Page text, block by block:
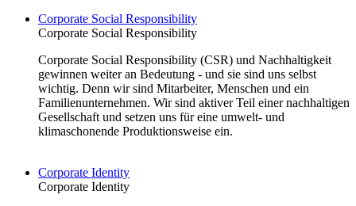
Corporate Social Responsibility
Corporate Social Responsibility
Corporate Social Responsibility (CSR) und Nachhaltigkeit
gewinnen weiter an Bedeutung - und sie sind uns selbst
wichtig. Denn wir sind Mitarbeiter, Menschen und ein
Familienunternehmen. Wir sind aktiver Teil einer nachhaltigen
Gesellschaft und setzen uns für eine umwelt- und
klimaschonende Produktionsweise ein.
Corporate Identity
Corporate Identity